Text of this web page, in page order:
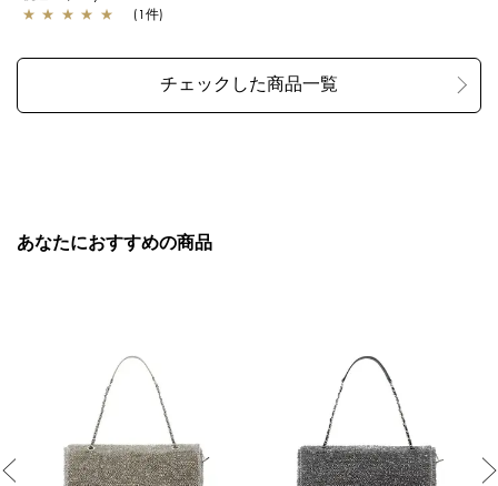
★ ★ ★ ★ ★ (1件)
あなたにおすすめの商品
Previous